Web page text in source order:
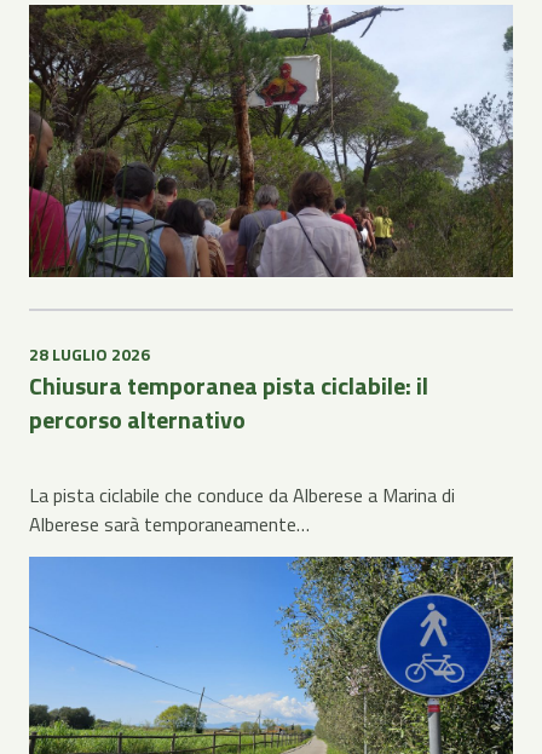
28 LUGLIO 2026
Chiusura temporanea pista ciclabile: il
percorso alternativo
La pista ciclabile che conduce da Alberese a Marina di
Alberese sarà temporaneamente…